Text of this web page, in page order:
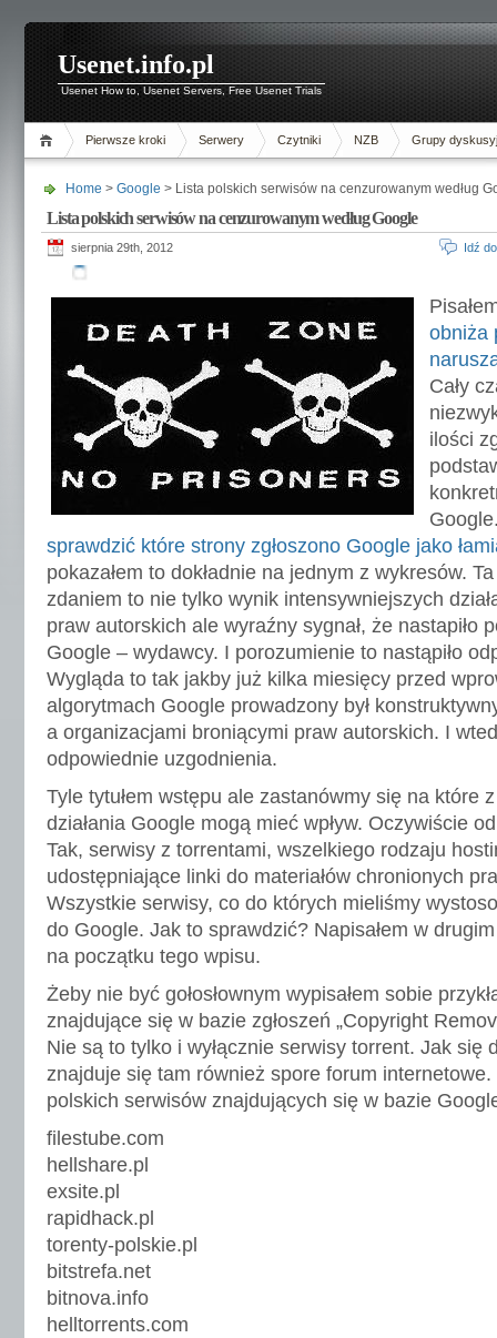
Usenet.info.pl
Usenet How to, Usenet Servers, Free Usenet Trials
Pierwsze kroki Serwery Czytniki NZB Grupy
Home > Google > Lista polskich serwisów na cenzurowanym według
Lista polskich serwisów na cenzurowanym według Google
sierpnia 29th, 2012 Idź
obniża
Cały
ilości
sprawdzić które strony zgłoszono Google jako
pokazałem to dokładnie na jednym z wykresów.
zdaniem to nie tylko wynik intensywniejszych
praw autorskich ale wyraźny sygnał, że nastapiło
Google – wydawcy. I porozumienie to nastąpiło
Wygląda to tak jakby już kilka miesięcy przed
algorytmach Google prowadzony był
a organizacjami broniącymi praw autorskich. I
odpowiednie uzgodnienia.
Tyle tytułem wstępu ale zastanówmy się na które
działania Google mogą mieć wpływ. Oczywiście
Tak, serwisy z torrentami, wszelkiego rodzaju
udostępniające linki do materiałów chronionych
Wszystkie serwisy, co do których mieliśmy
do Google. Jak to sprawdzić? Napisałem w
na początku tego wpisu.
Żeby nie być gołosłownym wypisałem sobie
znajdujące się w bazie zgłoszeń „Copyright
Nie są to tylko i wyłącznie serwisy torrent. Jak się
znajduje się tam również spore forum
polskich serwisów znajdujących się w bazie
filestube.com
hellshare.pl
exsite.pl
rapidhack.pl
torenty-polskie.pl
bitstrefa.net
bitnova.info
helltorrents.com